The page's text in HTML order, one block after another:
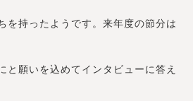
を持ったようです。来年度の節分は
と願いを込めてインタビューに答え